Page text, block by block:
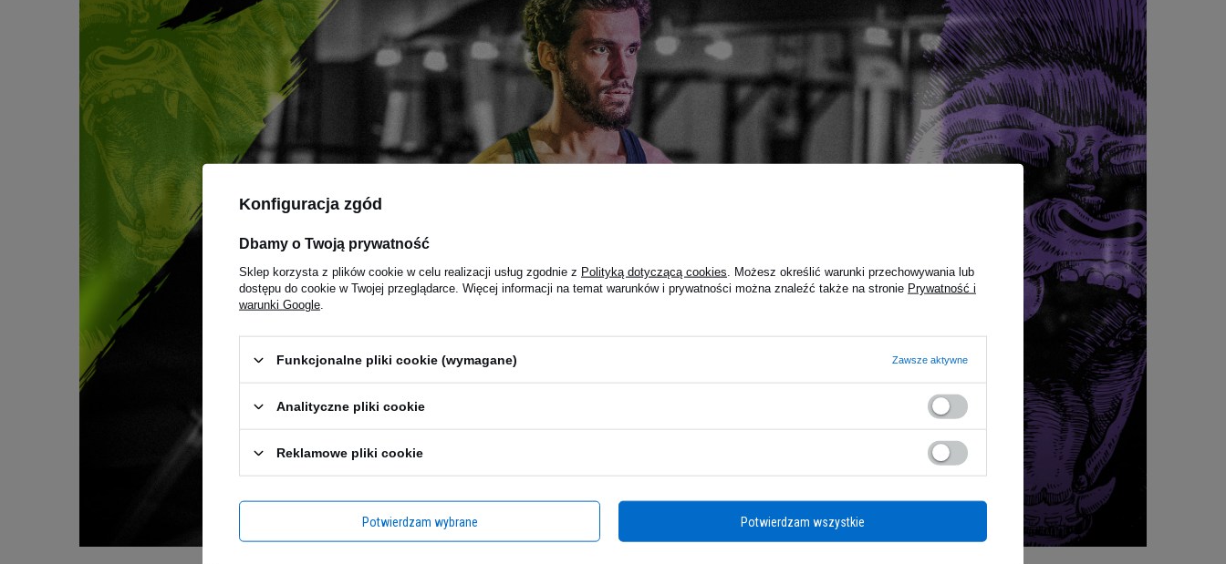
Konfiguracja zgód
Dbamy o Twoją prywatność
Sklep korzysta z plików cookie w celu realizacji usług zgodnie z Polityką dotyczącą cookies . Możesz określić warunki przechowywania lub
dostępu do cookie w Twojej przeglądarce. Więcej informacji na temat warunków i prywatności można znaleźć także na stronie Prywatność i
warunki Google
Funkcjonalne pliki cookie (wymagane) Zawsze aktywne
Analityczne pliki cookie
Reklamowe pliki cookie
Potwierdzam wybrane Potwierdzam wszystkie